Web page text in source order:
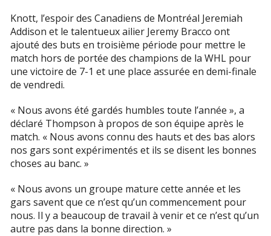
Knott, l’espoir des Canadiens de Montréal Jeremiah
Addison et le talentueux ailier Jeremy Bracco ont
ajouté des buts en troisième période pour mettre le
match hors de portée des champions de la WHL pour
une victoire de 7-1 et une place assurée en demi-finale
de vendredi.
« Nous avons été gardés humbles toute l’année », a
déclaré Thompson à propos de son équipe après le
match. « Nous avons connu des hauts et des bas alors
nos gars sont expérimentés et ils se disent les bonnes
choses au banc. »
« Nous avons un groupe mature cette année et les
gars savent que ce n’est qu’un commencement pour
nous. Il y a beaucoup de travail à venir et ce n’est qu’un
autre pas dans la bonne direction. »